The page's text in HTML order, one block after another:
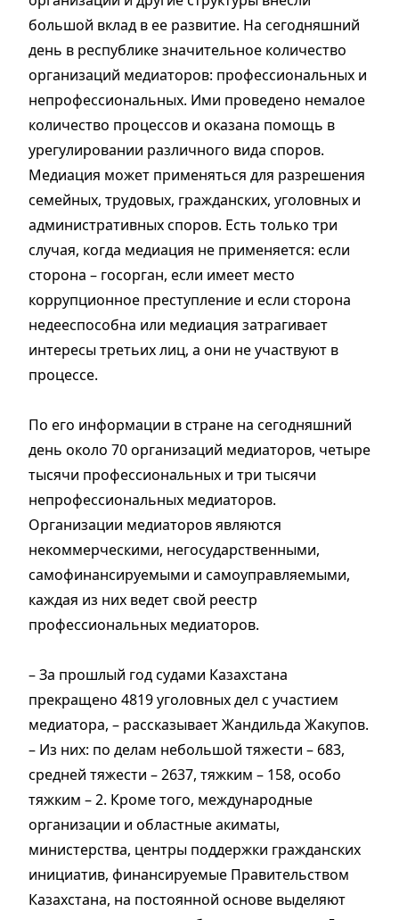
большой вклад в ее развитие. На сегодняшний
день в республике значительное количество
организаций медиаторов: профессиональных и
непрофессиональных. Ими проведено немалое
количество процессов и оказана помощь в
урегулировании различного вида споров.
Медиация может применяться для разрешения
семейных, трудовых, гражданских, уголовных и
административных споров. Есть только три
случая, когда медиация не применяется: если
сторона – госорган, если имеет место
коррупционное преступление и если сторона
недееспособна или медиация затрагивает
интересы третьих лиц, а они не участвуют в
процессе.
По его информации в стране на сегодняшний
день около 70 организаций медиаторов, четыре
тысячи профессиональных и три тысячи
непрофессиональных медиаторов.
Организации медиаторов являются
некоммерческими, негосударственными,
самофинансируемыми и самоуправляемыми,
каждая из них ведет свой реестр
профессиональных медиаторов.
– За прошлый год судами Казахстана
прекращено 4819 уголовных дел с участием
медиатора, – рассказывает Жандильда Жакупов.
– Из них: по делам небольшой тяжести – 683,
средней тяжести – 2637, тяжким – 158, особо
тяжким – 2. Кроме того, международные
организации и областные акиматы,
министерства, центры поддержки гражданских
инициатив, финансируемые Правительством
Казахстана, на постоянной основе выделяют